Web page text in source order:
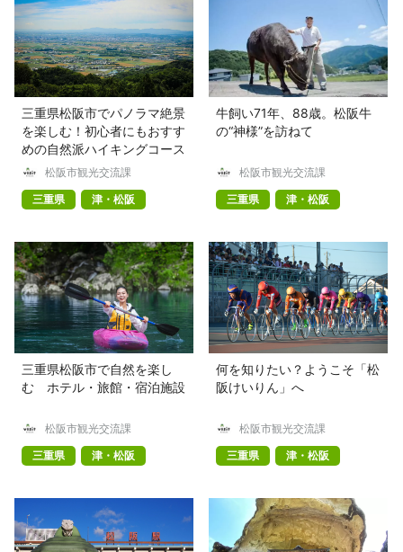
三重県松阪市でパノラマ絶景
を楽しむ！初心者にもおすす
めの自然派ハイキングコース
松阪市観光交流課
三重県
津・松阪
牛飼い71年、88歳。松阪牛
の“神様”を訪ねて
松阪市観光交流課
三重県
津・松阪
三重県松阪市で自然を楽し
む ホテル・旅館・宿泊施設
松阪市観光交流課
三重県
津・松阪
何を知りたい？ようこそ「松
阪けいりん」へ
松阪市観光交流課
三重県
津・松阪